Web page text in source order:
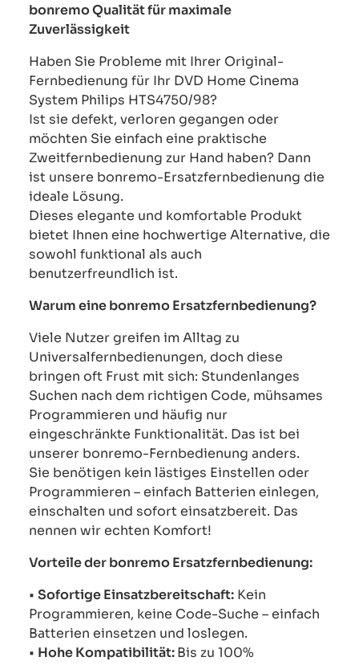
bonremo Qualität für maximale
Zuverlässigkeit
Haben Sie Probleme mit Ihrer Original-
Fernbedienung für Ihr DVD Home Cinema
System Philips HTS4750/98?
Ist sie defekt, verloren gegangen oder
möchten Sie einfach eine praktische
Zweitfernbedienung zur Hand haben? Dann
ist unsere bonremo-Ersatzfernbedienung die
ideale Lösung.
Dieses elegante und komfortable Produkt
bietet Ihnen eine hochwertige Alternative, die
sowohl funktional als auch
benutzerfreundlich ist.
Warum eine bonremo Ersatzfernbedienung?
Viele Nutzer greifen im Alltag zu
Universalfernbedienungen, doch diese
bringen oft Frust mit sich: Stundenlanges
Suchen nach dem richtigen Code, mühsames
Programmieren und häufig nur
eingeschränkte Funktionalität. Das ist bei
unserer bonremo-Fernbedienung anders.
Sie benötigen kein lästiges Einstellen oder
Programmieren – einfach Batterien einlegen,
einschalten und sofort einsatzbereit. Das
nennen wir echten Komfort!
Vorteile der bonremo Ersatzfernbedienung:
• Sofortige Einsatzbereitschaft: Kein
Programmieren, keine Code-Suche – einfach
Batterien einsetzen und loslegen.
• Hohe Kompatibilität:Bis zu 100%